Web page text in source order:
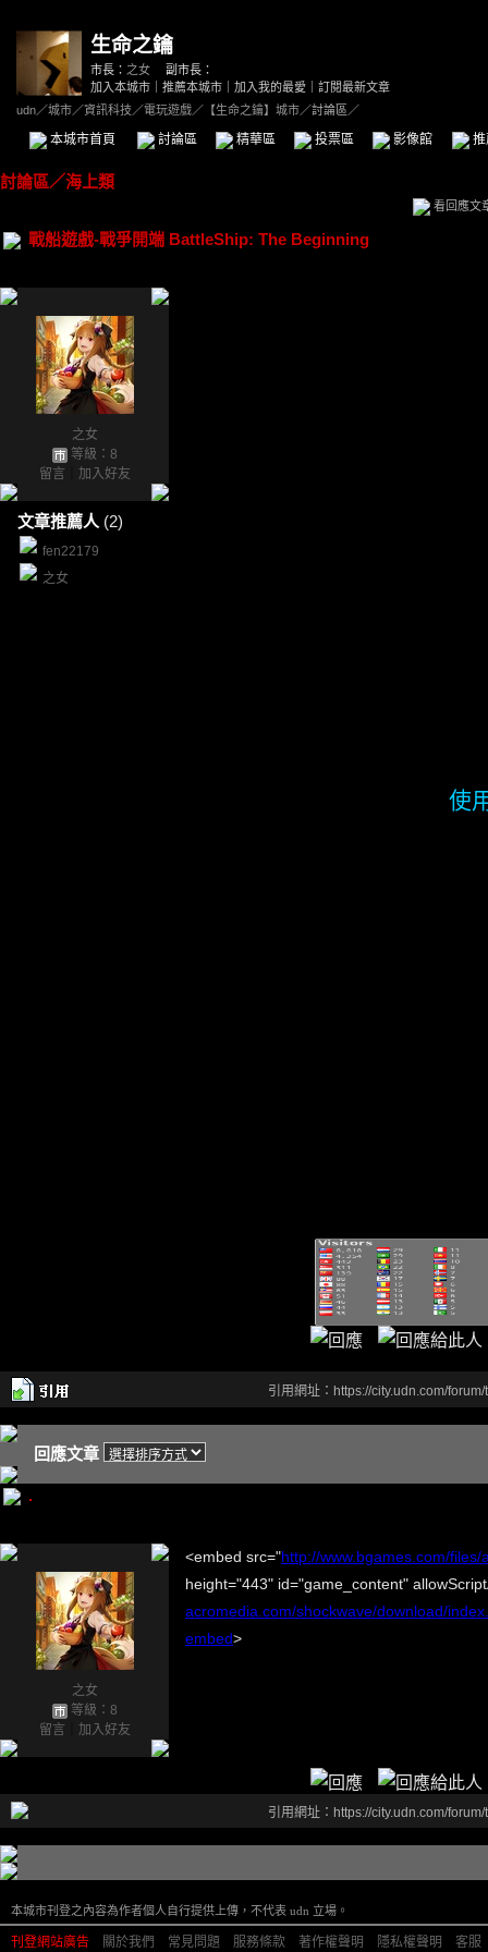
生命之鑰
市長： 之女
副市長：
加入本城市
推薦本城市 加入我的最愛
訂閱最新文章
udn／城市／資訊科技／電玩遊戲／ 【生命之鑰】城市／討論區／
本城市首頁 討論區 精華區 投票區 影像館
討論區／海上類
看回應文
戰船遊戲-戰爭開端 BattleShip: The Beginning
之女
等級：8
留言
加入好友
文章推薦人 (2)
fen22179
之女
使
引用網址：https://city.udn.com/
回應文章
.
之女
等級：8
留言
加入好友
<embed src="http://www.bgames.com/
height="443" id="game_content"
acromedia.com/shockwave/download/
embed>
引用網址：https://city.udn.com/
本城市刊登之內容為作者個人自行提供上傳，不代表 udn 立場。
刊登網站廣告 關於我們 常見問題 服務條款 著作權聲明 隱私權聲明 客服